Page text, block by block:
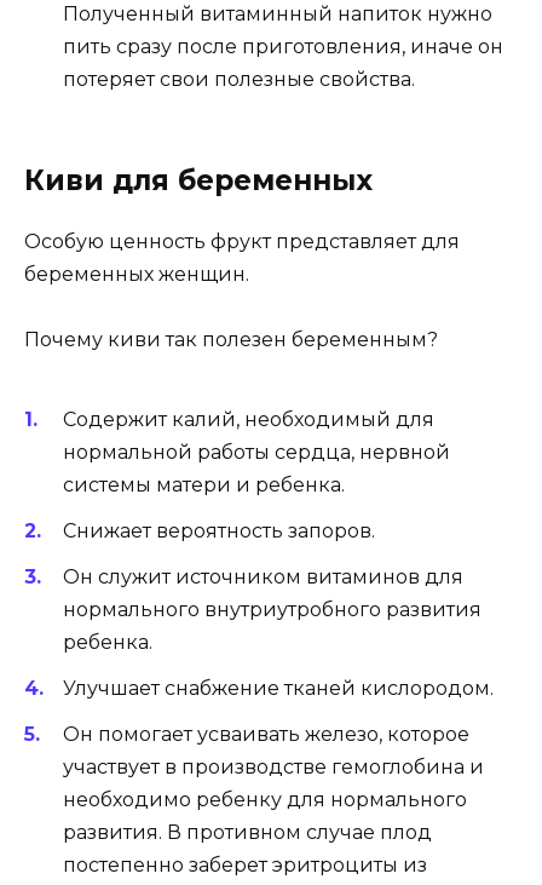
Полученный витаминный напиток нужно
пить сразу после приготовления, иначе он
потеряет свои полезные свойства.
Киви для беременных
Особую ценность фрукт представляет для
беременных женщин.
Почему киви так полезен беременным?
Содержит калий, необходимый для
нормальной работы сердца, нервной
системы матери и ребенка.
Снижает вероятность запоров.
Он служит источником витаминов для
нормального внутриутробного развития
ребенка.
Улучшает снабжение тканей кислородом.
Он помогает усваивать железо, которое
участвует в производстве гемоглобина и
необходимо ребенку для нормального
развития. В противном случае плод
постепенно заберет эритроциты из